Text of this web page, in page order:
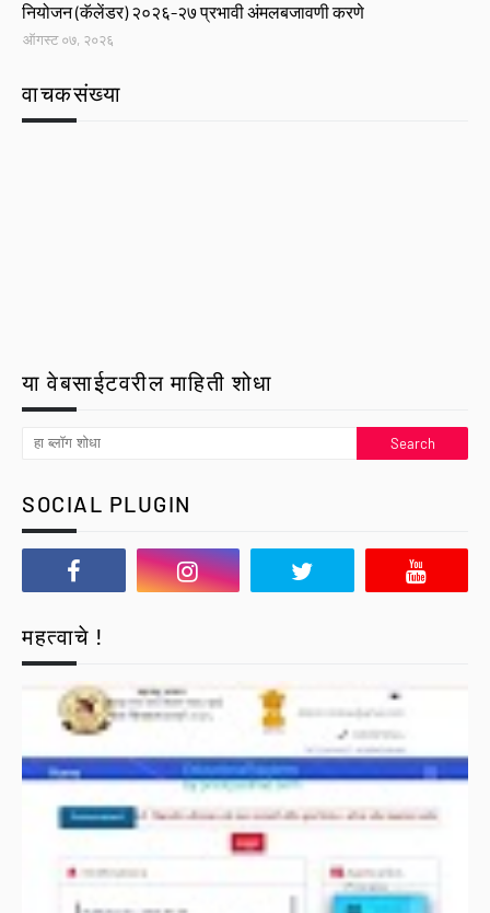
नियोजन (कॅलेंडर) २०२६-२७ प्रभावी अंमलबजावणी करणे
ऑगस्ट ०७, २०२६
वाचकसंख्या
या वेबसाईटवरील माहिती शोधा
SOCIAL PLUGIN
महत्वाचे !